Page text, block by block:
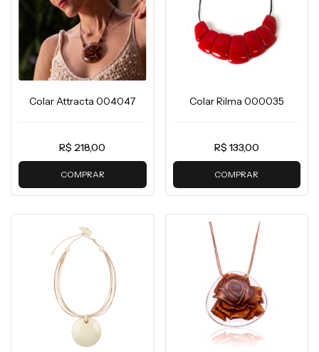
Colar Attracta 004047
R$ 218,00
COMPRAR
Colar Rilma 000035
R$ 133,00
COMPRAR